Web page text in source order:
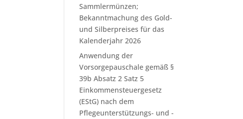
Sammlermünzen;
Bekanntmachung des Gold-
und Silberpreises für das
Kalenderjahr 2026
Anwendung der
Vorsorgepauschale gemäß §
39b Absatz 2 Satz 5
Einkommensteuergesetz
(EStG) nach dem
Pflegeunterstützungs- und -